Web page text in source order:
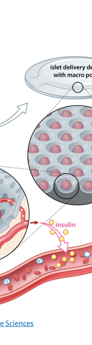
Sciences